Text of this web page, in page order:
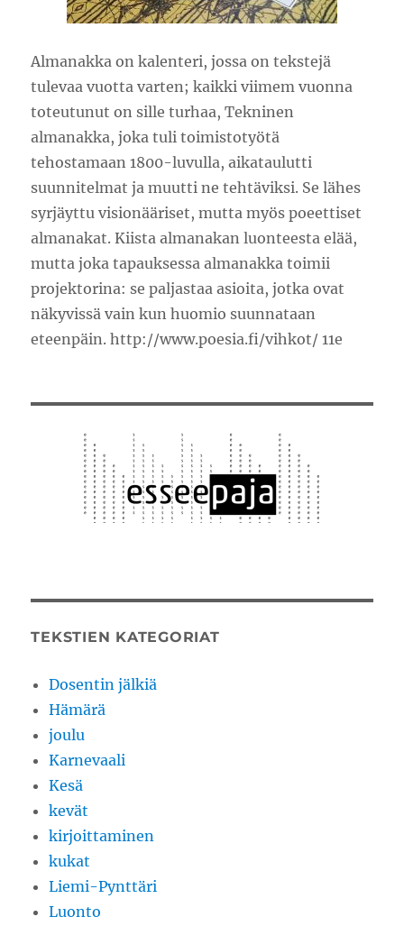
Almanakka on kalenteri, jossa on tekstejä
tulevaa vuotta varten; kaikki viimem vuonna
toteutunut on sille turhaa, Tekninen
almanakka, joka tuli toimistotyötä
tehostamaan 1800-luvulla, aikataulutti
suunnitelmat ja muutti ne tehtäviksi. Se lähes
syrjäyttu visionääriset, mutta myös poeettiset
almanakat. Kiista almanakan luonteesta elää,
mutta joka tapauksessa almanakka toimii
projektorina: se paljastaa asioita, jotka ovat
näkyvissä vain kun huomio suunnataan
eteenpäin. http://www.poesia.fi/vihkot/ 11e
TEKSTIEN KATEGORIAT
Dosentin jälkiä
Hämärä
joulu
Karnevaali
Kesä
kevät
kirjoittaminen
kukat
Liemi-Pynttäri
Luonto